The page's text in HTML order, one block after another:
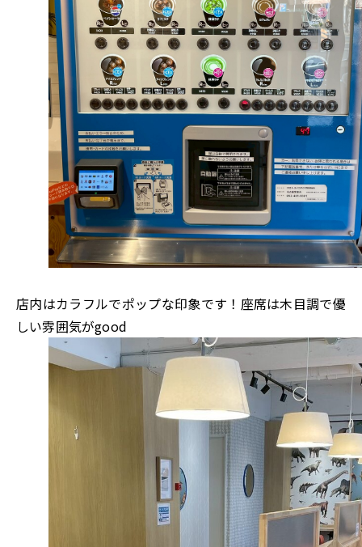
店内はカラフルでポップな印象です！座席は木目調で優
しい雰囲気がgood